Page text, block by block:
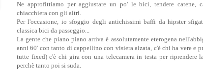
Ne approfittiamo per aggiustare un po' le bici, tendere catene,
chiacchiera con gli altri.
Per l'occasione, io sfoggio degli antichissimi baffi da hipster
classica bici da passeggio...
La gente che piano piano arriva è assolutamente eterogena
anni 60' con tanto di cappellino con visiera alzata, c'è chi ha vere e
tutte fixed) c'è chi gira con una telecamera in testa per riprendere
perchè tanto poi si suda.